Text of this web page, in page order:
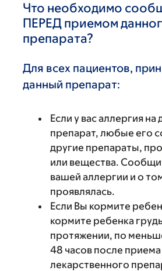
Что необходимо
ПЕРЕД приемом
препарата?
Для всех пациентов,
данный препарат:
Если у вас аллергия на
препарат, любые его
другие препараты,
или вещества.
вашей аллергии и о
проявлялась.
Если Вы кормите
кормите ребенка
протяжении, по
48 часов после
лекарственного